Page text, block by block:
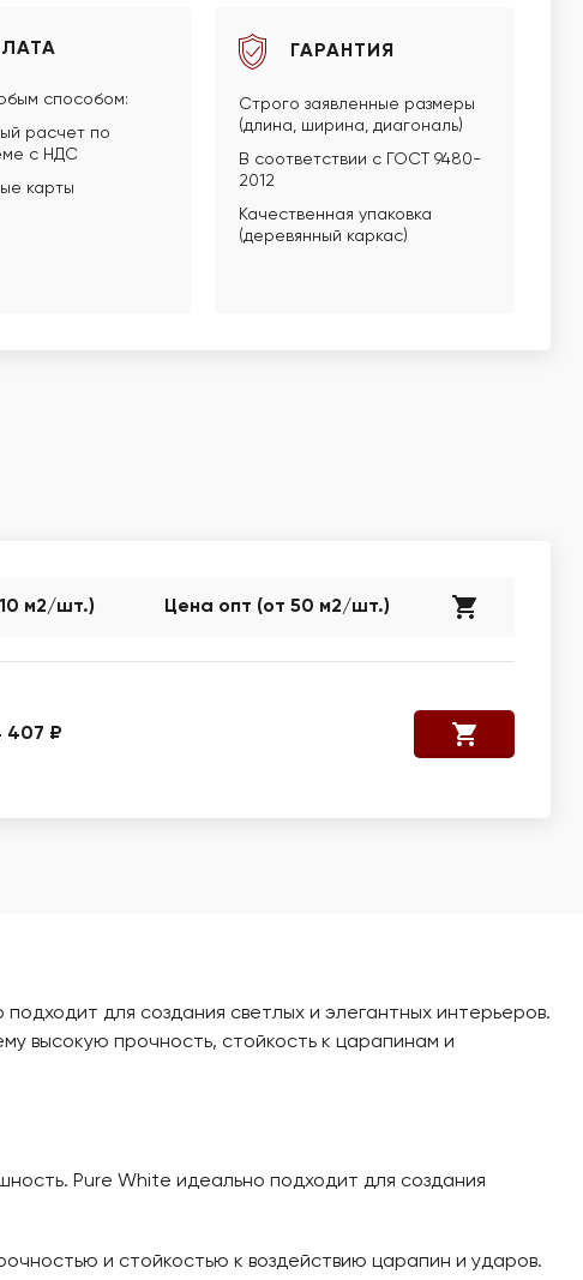
способом:
расчет по
с НДС
карты
ГАРАНТИЯ
Строго заявленные размеры
(длина, ширина, диагональ)
В соответствии с ГОСТ 9480-
2012
Качественная упаковка
(деревянный каркас)
м2/шт.) Цена опт (от 50 м2/шт.)
407 ₽
для создания светлых и элегантных интерьеров.
высокую прочность, стойкость к царапинам и
Pure White идеально подходит для создания
и стойкостью к воздействию царапин и ударов.